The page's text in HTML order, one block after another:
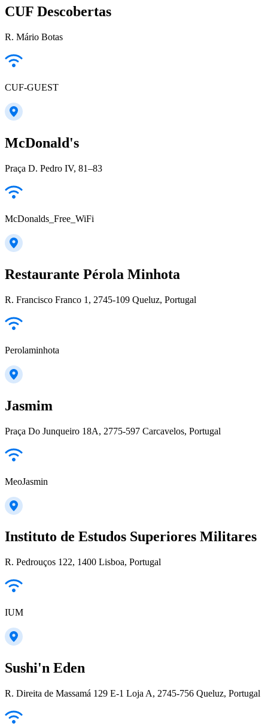
CUF Descobertas
R. Mário Botas
CUF-GUEST
McDonald's
Praça D. Pedro IV, 81–83
McDonalds_Free_WiFi
Restaurante Pérola Minhota
R. Francisco Franco 1, 2745-109 Queluz, Portugal
Perolaminhota
Jasmim
Praça Do Junqueiro 18A, 2775-597 Carcavelos, Portugal
MeoJasmin
Instituto de Estudos Superiores Militares
R. Pedrouços 122, 1400 Lisboa, Portugal
IUM
Sushi'n Eden
R. Direita de Massamá 129 E-1 Loja A, 2745-756 Queluz, Portugal